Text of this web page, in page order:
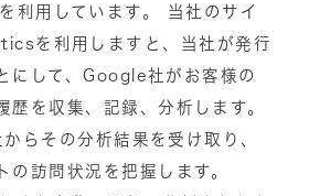
用しています。
当社のサイ
を利用しますと、当社が発行
にして、Google社がお客様の
歴を収集、記録、分析します。
らその分析結果を受け取り、
の訪問状況を把握します。